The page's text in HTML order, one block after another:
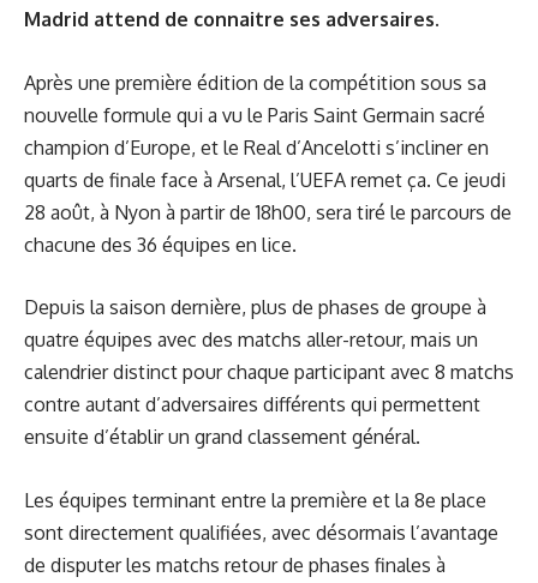
Madrid attend de connaitre ses adversaires.
Après une première édition de la compétition sous sa
nouvelle formule qui a vu le Paris Saint Germain sacré
champion d’Europe, et le Real d’Ancelotti s’incliner en
quarts de finale face à Arsenal, l’UEFA remet ça. Ce jeudi
28 août, à Nyon à partir de 18h00, sera tiré le parcours de
chacune des 36 équipes en lice.
Depuis la saison dernière, plus de phases de groupe à
quatre équipes avec des matchs aller-retour, mais un
calendrier distinct pour chaque participant avec 8 matchs
contre autant d’adversaires différents qui permettent
ensuite d’établir un grand classement général.
Les équipes terminant entre la première et la 8e place
sont directement qualifiées, avec désormais l’avantage
de disputer les matchs retour de phases finales à